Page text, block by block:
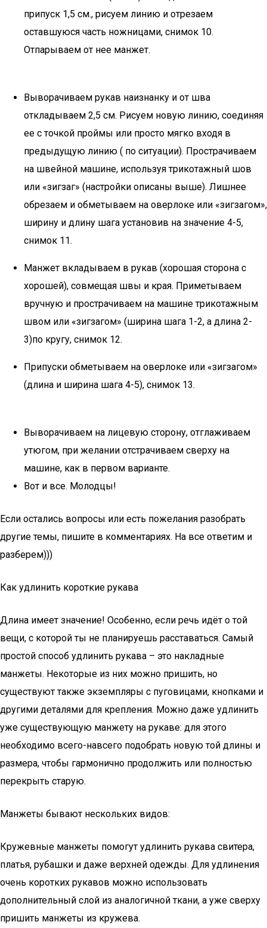
припуск 1,5 см., рисуем линию и отрезаем
оставшуюся часть ножницами, снимок 10.
Отпарываем от нее манжет.
Выворачиваем рукав наизнанку и от шва
откладываем 2,5 см. Рисуем новую линию, соединяя
ее с точкой проймы или просто мягко входя в
предыдущую линию ( по ситуации). Прострачиваем
на швейной машине, используя трикотажный шов
или «зигзаг» (настройки описаны выше). Лишнее
обрезаем и обметываем на оверлоке или «зигзагом»,
ширину и длину шага установив на значение 4-5,
снимок 11.
Манжет вкладываем в рукав (хорошая сторона с
хорошей), совмещая швы и края. Приметываем
вручную и прострачиваем на машине трикотажным
швом или «зигзагом» (ширина шага 1-2, а длина 2-
3)по кругу, снимок 12.
Припуски обметываем на оверлоке или «зигзагом»
(длина и ширина шага 4-5), снимок 13.
Выворачиваем на лицевую сторону, отглаживаем
утюгом, при желании отстрачиваем сверху на
машине, как в первом варианте.
Вот и все. Молодцы!
Если остались вопросы или есть пожелания разобрать
другие темы, пишите в комментариях. На все ответим и
разберем)))
Как удлинить короткие рукава
Длина имеет значение! Особенно, если речь идёт о той
вещи, с которой ты не планируешь расставаться. Самый
простой способ удлинить рукава – это накладные
манжеты. Некоторые из них можно пришить, но
существуют также экземпляры с пуговицами, кнопками и
другими деталями для крепления. Можно даже удлинить
уже существующую манжету на рукаве: для этого
необходимо всего-навсего подобрать новую той длины и
размера, чтобы гармонично продолжить или полностью
перекрыть старую.
Манжеты бывают нескольких видов:
Кружевные манжеты помогут удлинить рукава свитера,
платья, рубашки и даже верхней одежды. Для удлинения
очень коротких рукавов можно использовать
дополнительный слой из аналогичной ткани, а уже сверху
пришить манжеты из кружева.